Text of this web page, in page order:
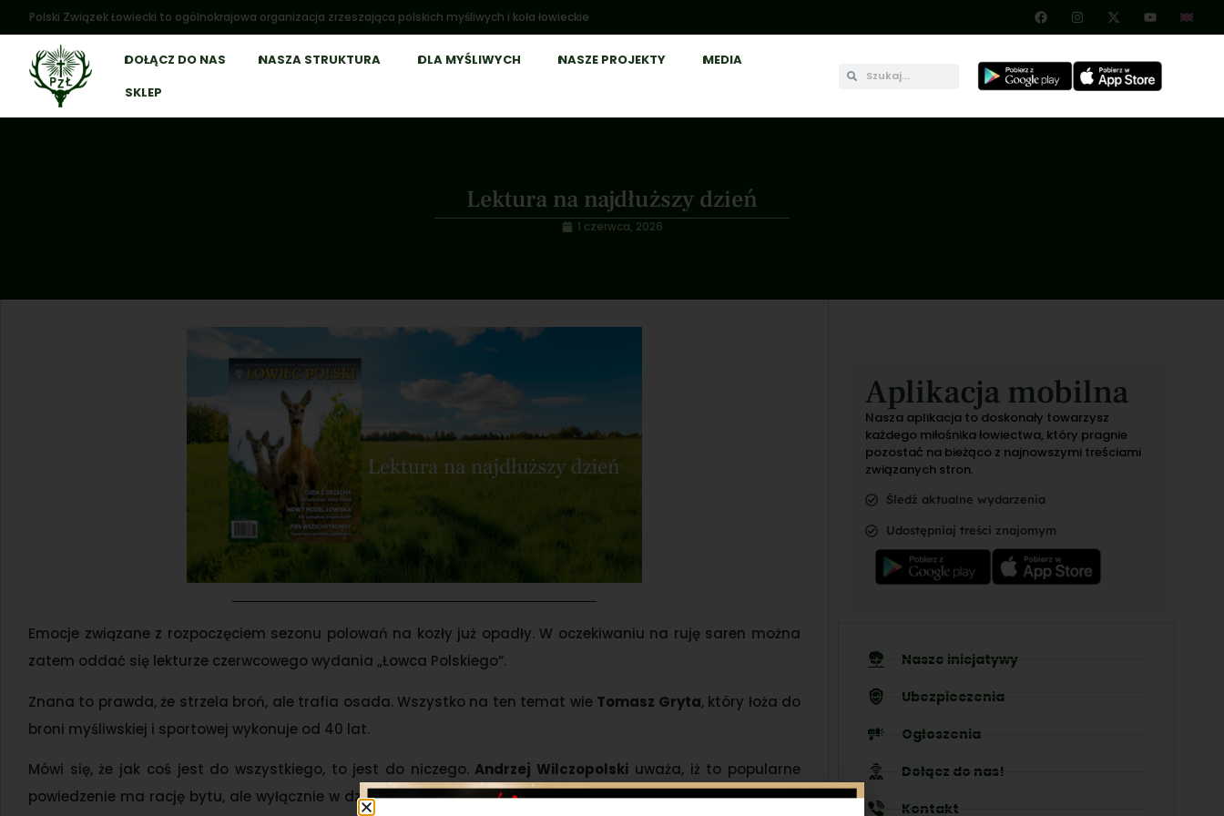
Polski Związek Łowiecki to ogólnokrajowa organizacja zrzeszająca polskich myśliwych i koła łowieckie
DOŁĄCZ DO NAS NASZA STRUKTURA DLA MYŚLIWYCH NASZE PROJEKTY
MEDIA
SKLEP
Lektura na najdłuższy dzień
1 czerwca, 2026
Emocje związane z rozpoczęciem sezonu polowań na kozły już opadły. W oczekiwaniu na ruję saren można
zatem oddać się lekturze czerwcowego wydania „Łowca Polskiego”.
Znana to prawda, że strzela broń, ale trafia osada. Wszystko na ten temat wie Tomasz Gryta, który łoża do
broni myśliwskiej i sportowej wykonuje od 40 lat.
Mówi się, że jak coś jest do wszystkiego, to jest do niczego.Andrzej Wilczopolski uważa, iż to popularne
powiedzenie ma rację bytu, ale wyłącznie w dziedzinach, w których chcemy osiągnąć najwyższe wyniki. Jeśli
Aplikacja mobilna
Nasza aplikacja to doskonały towarzysz
każdego miłośnika łowiectwa, który pragnie
pozostać na bieżąco z najnowszymi treściami
związanych stron.
Śledź aktualne wydarzenia
Udostępniaj treści znajomym
Nasze inicjatywy
Ubezpieczenia
Ogłoszenia
Dołącz do nas!
Kontakt